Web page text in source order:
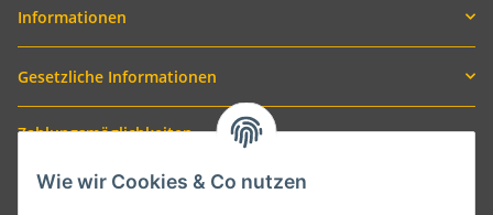
Informationen
Gesetzliche Informationen
Zahlungsmöglichkeiten
Wie wir Cookies & Co nutzen